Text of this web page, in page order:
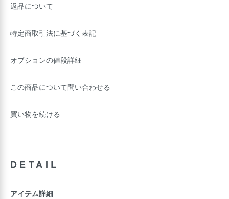
返品について
特定商取引法に基づく表記
オプションの値段詳細
この商品について問い合わせる
買い物を続ける
DETAIL
アイテム詳細